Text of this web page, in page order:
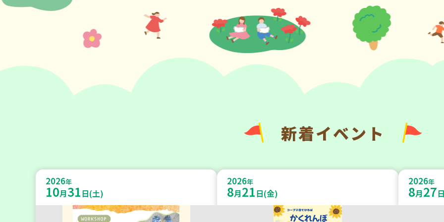
新着イベント
2026年
10月31日(土)
2026年
8月21日(金)
2026年
8月27